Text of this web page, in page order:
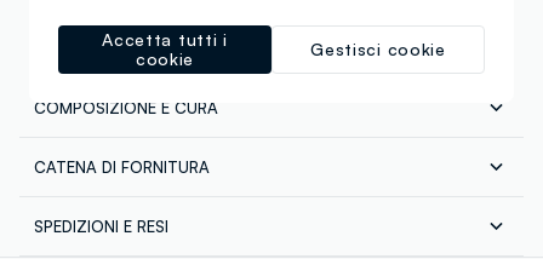
COMPOSIZIONE E CURA
Composizione: 100% COTONE
CATENA DI FORNITURA
SHANGHAI UNITOP INTERNATIONALC
SPEDIZIONI E RESI
Gestisci cookie
Accetta tutti i
cookie